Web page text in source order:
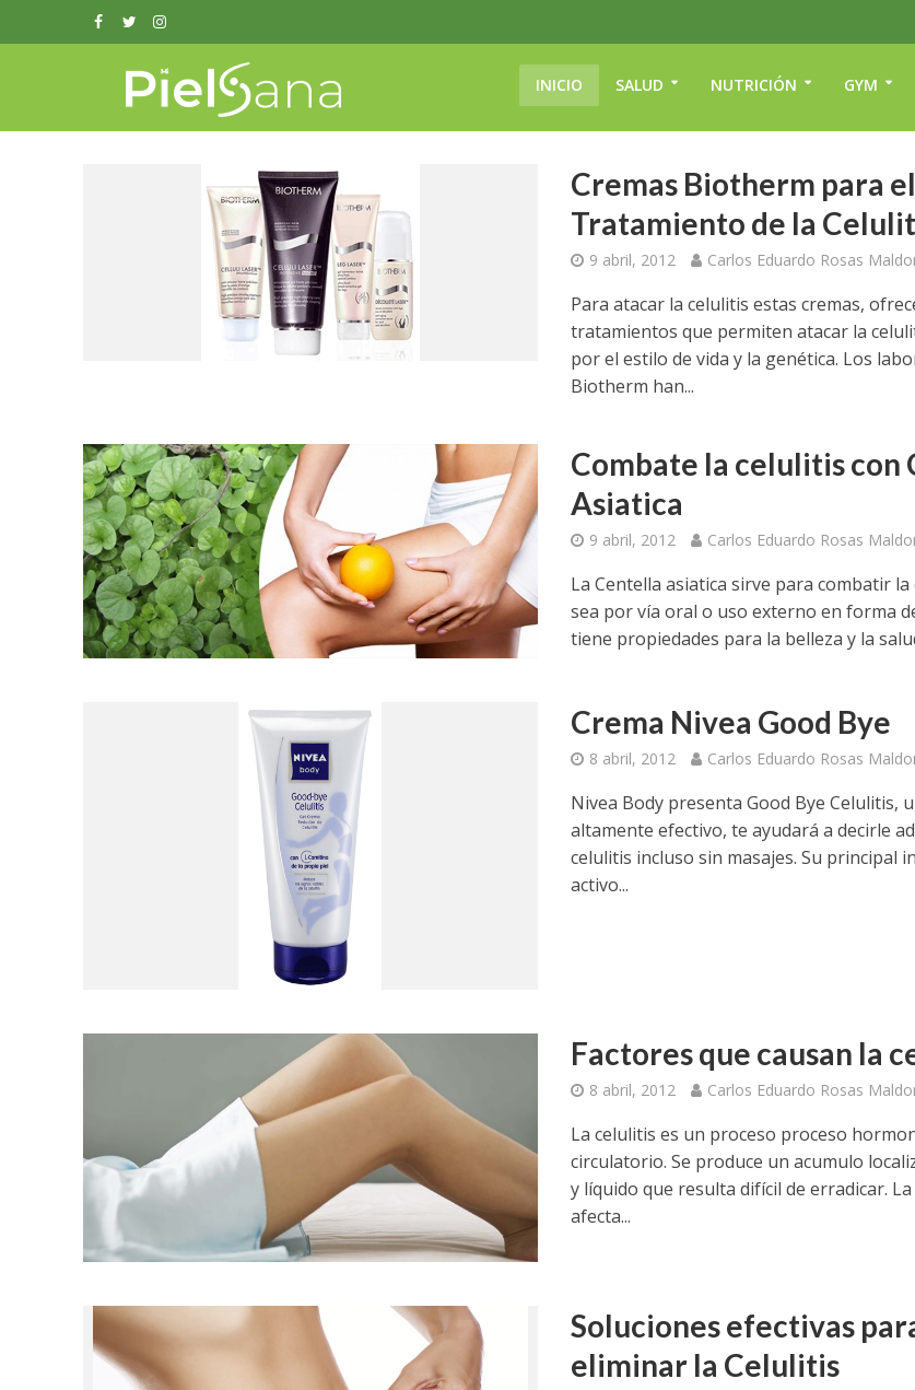
INICIO SALUD NUTRICIÓN GYM
Cremas Biotherm para el
Tratamiento de la
9 abril, 2012 Carlos Eduardo Rosas
Para atacar la celulitis estas cremas,
tratamientos que permiten atacar la
por el estilo de vida y la genética. Los
Biotherm han...
Combate la celulitis con
Asiatica
9 abril, 2012 Carlos Eduardo Rosas
La Centella asiatica sirve para combatir la
sea por vía oral o uso externo en forma
tiene propiedades para la belleza y la
Crema Nivea Good Bye
8 abril, 2012 Carlos Eduardo Rosas
Nivea Body presenta Good Bye Celulitis,
altamente efectivo, te ayudará a decirle
celulitis incluso sin masajes. Su principal
activo...
Factores que causan la
8 abril, 2012 Carlos Eduardo Rosas
La celulitis es un proceso proceso
circulatorio. Se produce un acumulo
y líquido que resulta difícil de erradicar.
afecta...
Soluciones efectivas
eliminar la Celulitis